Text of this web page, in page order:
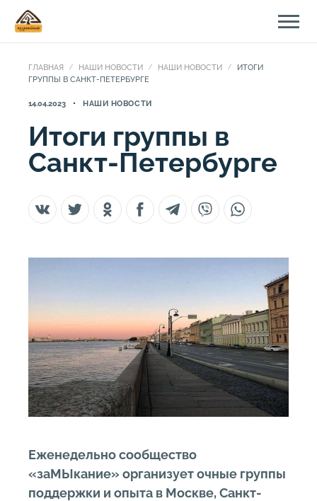
ГЛАВНАЯ НАШИ НОВОСТИ НАШИ НОВОСТИ
ИТОГИ
ГРУППЫ В САНКТ-ПЕТЕРБУРГЕ
14.04.2023 НАШИ НОВОСТИ
Итоги группы в
Санкт-Петербурге
Еженедельно сообщество
«заМЫкание» организует очные группы
поддержки и опыта в Москве, Санкт-